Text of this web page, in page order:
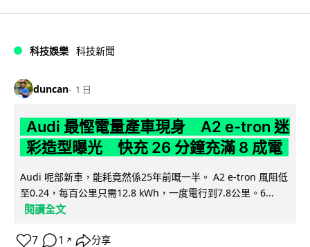
科技娛樂 科技新聞
duncan 1 日
Audi 最慳電量產車現身 A2 e-tron 迷
彩造型曝光 快充 26 分鐘充滿 8 成電
Audi 呢部新車，能耗竟然係25年前嘅一半。 A2 e-tron 風阻低
至0.24，每百公里只需12.8 kWh，一度電行到7.8公里。6...
閱讀全文
7 1 ↗ 分享